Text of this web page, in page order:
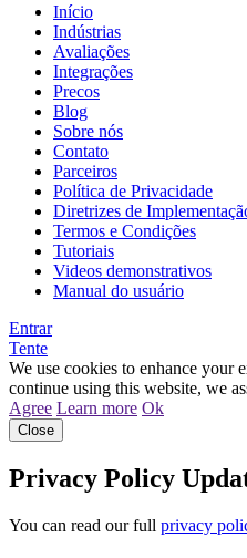
Início
Indústrias
Avaliações
Integrações
Precos
Blog
Sobre nós
Contato
Parceiros
Política de Privacidade
Diretrizes de
Termos e Condições
Tutoriais
Videos demonstrativos
Manual do usuário
Entrar
Tente
We use cookies to enhance your
continue using this website, we
Agree Learn more Ok
Close
Privacy Policy
You can read our full privacy